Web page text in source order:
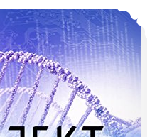
*Rezension* -> Projekt Optarmis: Ascension von Gerd Hoffmann